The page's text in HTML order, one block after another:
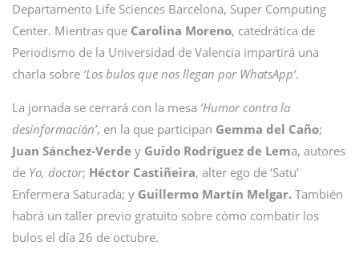
Departamento Life Sciences Barcelona, Super Computing
Center. Mientras que Carolina Moreno, catedrática de
Periodismo de la Universidad de Valencia impartirá una
charla sobre ‘Los bulos que nos llegan por WhatsApp’.
La jornada se cerrará con la mesa ‘Humor contra la
desinformación’, en la que participan Gemma del Caño;
Juan Sánchez-Verde y Guido Rodríguez de Lema, autores
de Yo, doctor; Héctor Castiñeira, alter ego de ‘Satu’
Enfermera Saturada; y Guillermo Martín Melgar. También
habrá un taller previo gratuito sobre cómo combatir los
bulos el día 26 de octubre.